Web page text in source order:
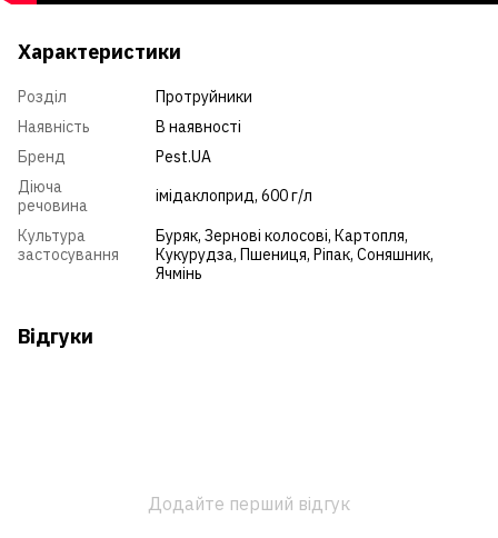
Характеристики
Розділ
Протруйники
Наявність
В наявності
Бренд
Pest.UA
Діюча
речовина
імідаклоприд, 600 г/л
Культура
застосування
Буряк, Зернові колосові, Картопля,
Кукурудза, Пшениця, Ріпак, Соняшник,
Ячмінь
Відгуки
Додайте перший відгук